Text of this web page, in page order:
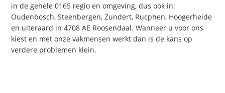
in de gehele 0165 regio en omgeving, dus ook in:
Oudenbosch, Steenbergen, Zundert, Rucphen, Hoogerheide
en uiteraard in 4708 AE Roosendaal. Wanneer u voor ons
kiest en met onze vakmensen werkt dan is de kans op
verdere problemen klein.